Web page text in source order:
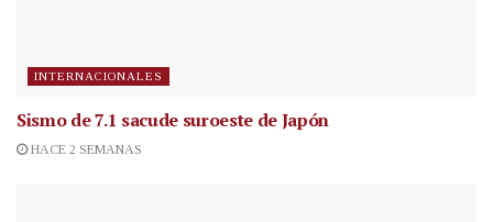
INTERNACIONALES
Sismo de 7.1 sacude suroeste de Japón
HACE 2 SEMANAS